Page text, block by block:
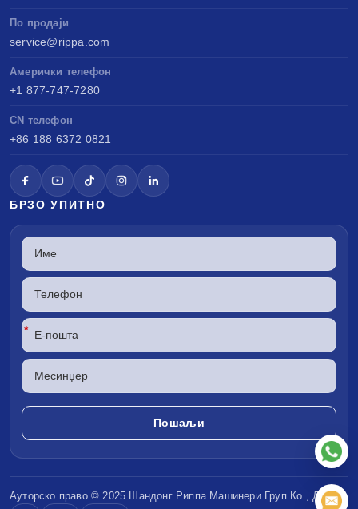
По продаји
service@rippa.com
Амерички телефон
+1 877-747-7280
CN телефон
+86 188 6372 0821
БРЗО УПИТНО
*
Ауторско право © 2025 Шандонг Риппа МашинериГруп Ко., ДОО